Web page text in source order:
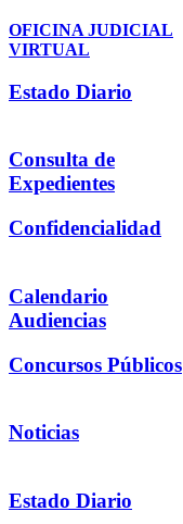
OFICINA JUDICIAL
VIRTUAL
Estado Diario
Consulta de
Expedientes
Confidencialidad
Calendario
Audiencias
Concursos Públicos
Noticias
Estado Diario